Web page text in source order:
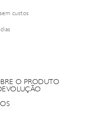
custos
O PRODUTO